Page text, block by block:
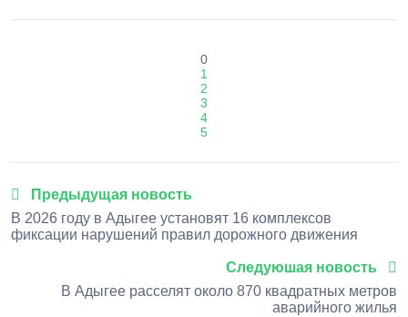
0
1
2
3
4
5
Предыдущая новость
В 2026 году в Адыгее установят 16 комплексов
фиксации нарушений правил дорожного движения
Следуюшая новость
В Адыгее расселят около 870 квадратных метров
аварийного жилья